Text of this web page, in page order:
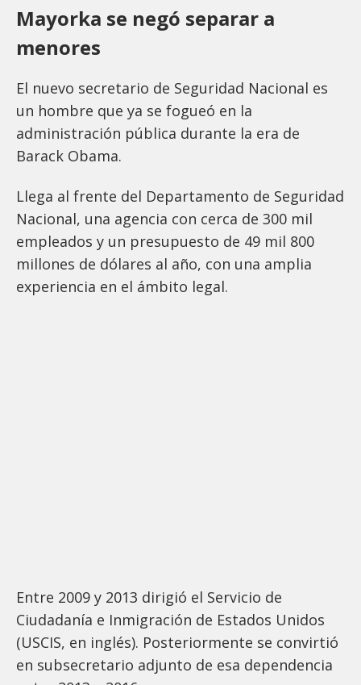
Mayorka se negó separar a
menores
El nuevo secretario de Seguridad Nacional es
un hombre que ya se fogueó en la
administración pública durante la era de
Barack Obama.
Llega al frente del Departamento de Seguridad
Nacional, una agencia con cerca de 300 mil
empleados y un presupuesto de 49 mil 800
millones de dólares al año, con una amplia
experiencia en el ámbito legal.
Entre 2009 y 2013 dirigió el Servicio de
Ciudadanía e Inmigración de Estados Unidos
(USCIS, en inglés). Posteriormente se convirtió
en subsecretario adjunto de esa dependencia